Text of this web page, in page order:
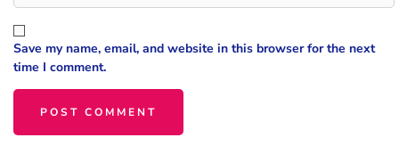
Save my name, email, and website in this browser for the next
time I comment.